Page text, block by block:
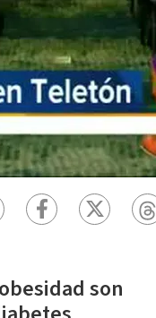
son